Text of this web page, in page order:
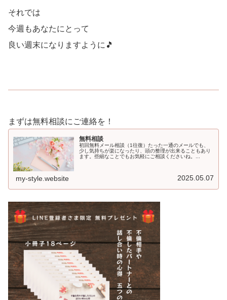
それでは
今週もあなたにとって
良い週末になりますように🎵
まずは無料相談にご連絡を！
無料相談
初回無料メール相談（1往復）たった一通のメールでも、
少し気持ちが楽になったり、頭の整理が出来ることもあり
ます。些細なことでもお気軽にご相談くださいね。...
my-style.website 2025.05.07